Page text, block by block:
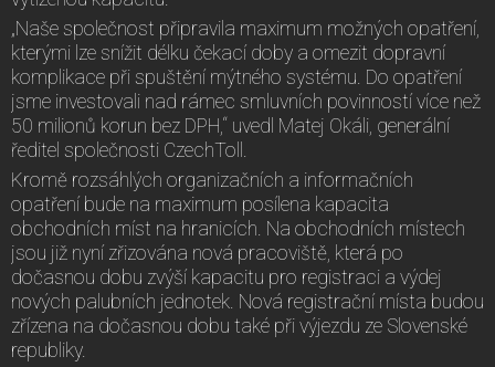
„Naše společnost připravila maximum možných opatření,
kterými lze snížit délku čekací doby a omezit dopravní
komplikace při spuštění mýtného systému. Do opatření
jsme investovali nad rámec smluvních povinností více než
50 milionů korun bez DPH,“ uvedl Matej Okáli, generální
ředitel společnosti CzechToll.
Kromě rozsáhlých organizačních a informačních
opatření bude na maximum posílena kapacita
obchodních míst na hranicích. Na obchodních místech
jsou již nyní zřizována nová pracoviště, která po
dočasnou dobu zvýší kapacitu pro registraci a výdej
nových palubních jednotek. Nová registrační místa budou
zřízena na dočasnou dobu také při výjezdu ze Slovenské
republiky.